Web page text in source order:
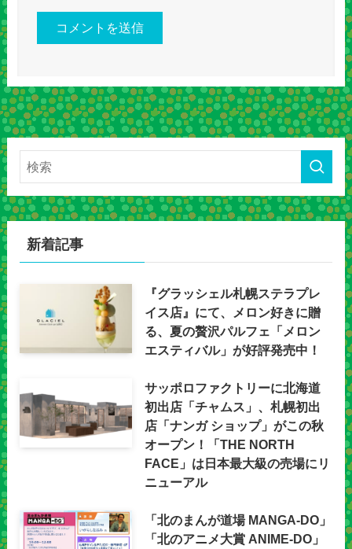
新着記事
『グラッシェル札幌ステラプレ
イス店』にて、メロン好きに贈
る、夏の贅沢パルフェ「メロン
エスティバル」が好評発売中！
サッポロファクトリーに北海道
初出店「チャムス」、札幌初出
店「ナンガ ショップ」がこの秋
オープン！「THE NORTH
FACE」は日本最大級の売場にリ
ニューアル
「北のまんが道場 MANGA-DO」
「北のアニメ大賞 ANIME-DO」